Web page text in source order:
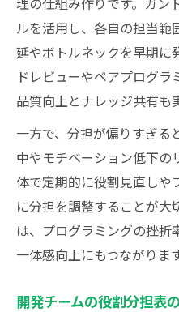
ルを活用し、各自の担当範
延やボトルネックを早期に
ドレビューやペアプログラ
品質向上とナレッジ共有も
一方で、分担が偏りすぎる
中やモチベーション低下の
体で定期的に役割見直しや
に分担を調整することが大
は、プログラミングの挫折
一体感向上にもつながります
開発チームの役割分担表